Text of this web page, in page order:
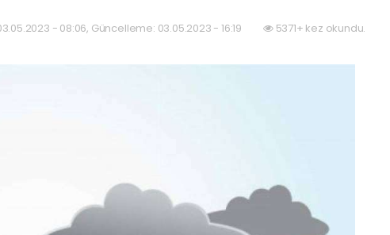
- 08:06, Güncelleme: 03.05.2023 - 16:19 5371+ kez okundu.